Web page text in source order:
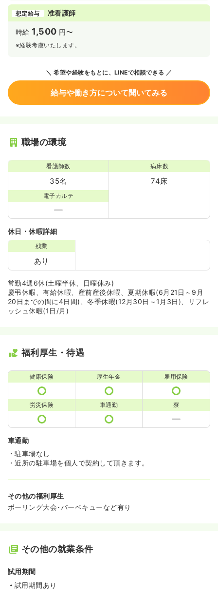
想定給与 准看護師
時給 1,500 円〜
※経験考慮いたします。
希望や経験をもとに、LINEで相談できる
給与や働き方について聞いてみる
職場の環境
看護師数
35名
病床数
74床
電子カルテ
休日・休暇詳細
残業
あり
常勤4週6休(土曜半休、日曜休み)
慶弔休暇、有給休暇、産前産後休暇、夏期休暇(6月21日～9月
20日までの間に4日間)、冬季休暇(12月30日～1月3日)、リフレ
ッシュ休暇(1日/月)
福利厚生・待遇
健康保険 厚生年金 雇用保険
労災保険 車通勤 寮
車通勤
・駐車場なし
・近所の駐車場を個人で契約して頂きます。
その他の福利厚生
ボーリング大会･バーベキューなど有り
その他の就業条件
試用期間
試用期間あり